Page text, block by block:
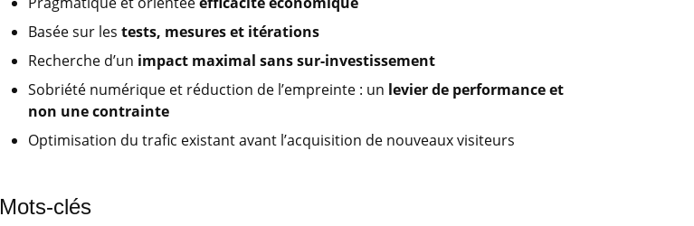
Basée sur lestests, mesures et itérations
Recherche d’un impact maximal sans sur-investissement
Sobriété numérique et réduction de l’empreinte : un levier de performance et
non une contrainte
Optimisation du trafic existant avant l’acquisition de nouveaux visiteurs
Mots-clés